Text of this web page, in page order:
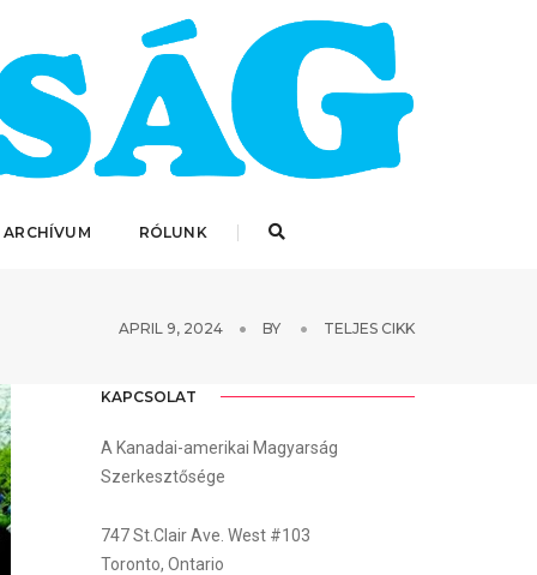
ARCHÍVUM RÓLUNK
APRIL 9, 2024 BY TELJES CIKK
KAPCSOLAT
A Kanadai-amerikai Magyarság
Szerkesztősége
747 St.Clair Ave. West #103
Toronto, Ontario